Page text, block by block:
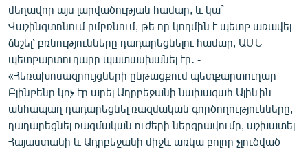
ՀԵՏԵՎԵՔ ՄԵԶ
«Ազատության» բոլոր կայքերը
մեղավոր այս լարվածության համար, և կա՞
Վաշինգտոնում ըմբռնում, թե որ կողմին է պետք առավել
ճնշել՝ բռնությունները դադարեցնելու համար, ԱՄՆ
պետքարտուղարը պատասխանել էր․ -
«Հեռախոսազրույցների ընթացքում պետքարտուղար
Բլինքենը կոչ էր արել Ադրբեջանի նախագահ Ալիևին
անհապաղ դադարեցնել ռազմական գործողությունները,
դադարեցնել ռազմական ուժերի ներգրավումը, աշխատել
Հայաստանի և Ադրբեջանի միջև առկա բոլոր չլուծված